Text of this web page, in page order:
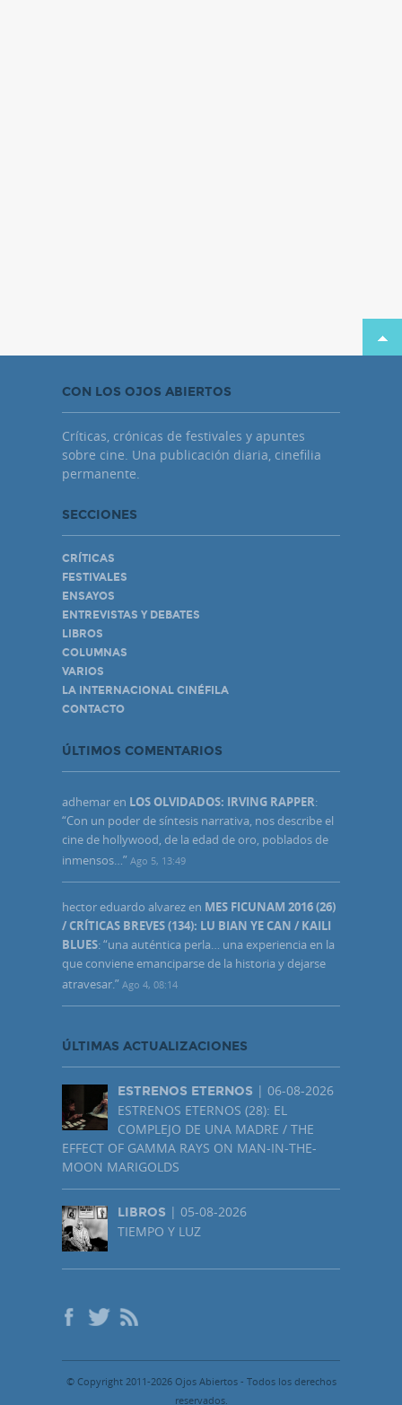
CON LOS OJOS ABIERTOS
Críticas, crónicas de festivales y apuntes
sobre cine. Una publicación diaria, cinefilia
permanente.
SECCIONES
CRÍTICAS
FESTIVALES
ENSAYOS
ENTREVISTAS Y DEBATES
LIBROS
COLUMNAS
VARIOS
LA INTERNACIONAL CINÉFILA
CONTACTO
ÚLTIMOS COMENTARIOS
adhemar en LOS OLVIDADOS: IRVING RAPPER:
“Con un poder de síntesis narrativa, nos describe el
cine de hollywood, de la edad de oro, poblados de
inmensos… ” Ago 5, 13:49
hector eduardo alvarez en MES FICUNAM 2016 (26)
/ CRÍTICAS BREVES (134): LU BIAN YE CAN / KAILI
BLUES: “una auténtica perla… una experiencia en la
que conviene emanciparse de la historia y dejarse
atravesar.” Ago 4, 08:14
ÚLTIMAS ACTUALIZACIONES
ESTRENOS ETERNOS | 06-08-2026
ESTRENOS ETERNOS (28): EL
COMPLEJO DE UNA MADRE / THE
EFFECT OF GAMMA RAYS ON MAN-IN-THE-
MOON MARIGOLDS
LIBROS | 05-08-2026
TIEMPO Y LUZ
© Copyright 2011-2026 Ojos Abiertos - Todos los derechos
reservados.